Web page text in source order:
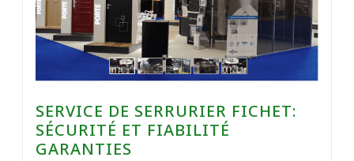
SERVICE DE SERRURIER FICHET:
SÉCURITÉ ET FIABILITÉ
GARANTIES